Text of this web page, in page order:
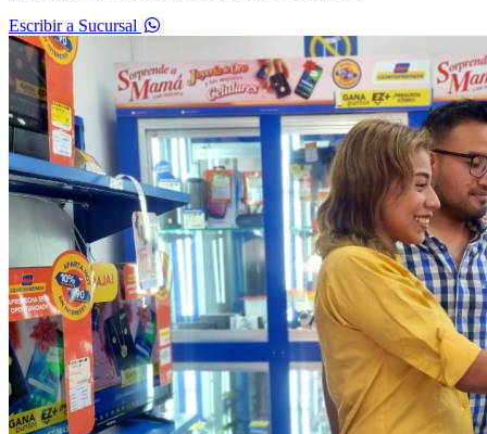
Escribir a Sucursal